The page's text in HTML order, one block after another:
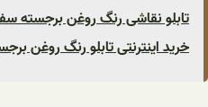
تابلو نقاشی رنگ روغن برجسته
خرید اینترنتی تابلو رنگ روغن